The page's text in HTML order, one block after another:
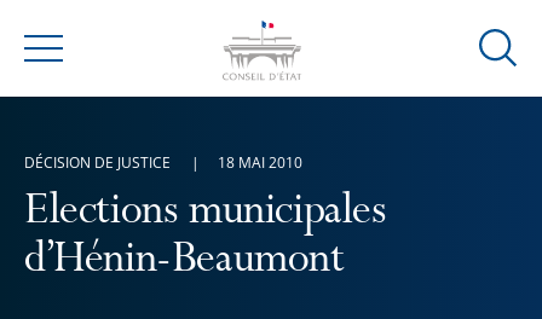
Menu
Ouvrir
Elections municipales
d’Hénin-Beaumont
DÉCISION DE JUSTICE 18 MAI 2010